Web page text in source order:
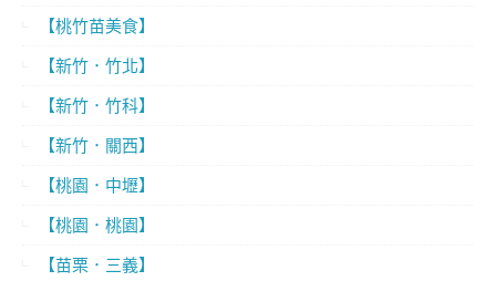
【桃竹苗美食】
【新竹．竹北】
【新竹．竹科】
【新竹．關西】
【桃園．中壢】
【桃園．桃園】
【苗栗．三義】